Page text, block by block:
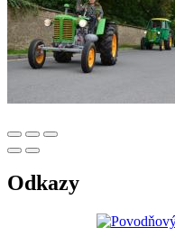
Odkazy